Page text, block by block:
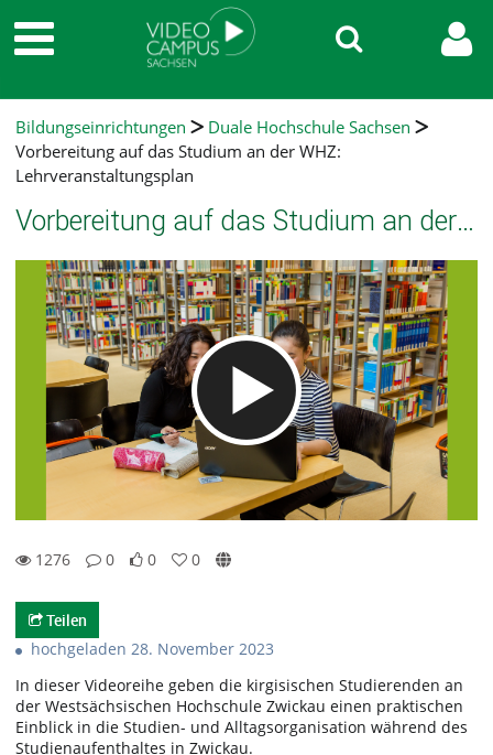
Bildungseinrichtungen
Duale Hochschule Sachsen
Vorbereitung auf das Studium an der WHZ:
Lehrveranstaltungsplan
Vorbereitung auf das Studium an der WHZ: Lehrveranstaltungsplan
1276
0
0
0
Teilen
hochgeladen 28. November 2023
In dieser Videoreihe geben die kirgisischen Studierenden an
der Westsächsischen Hochschule Zwickau einen praktischen
Einblick in die Studien- und Alltagsorganisation während des
Studienaufenthaltes in Zwickau.